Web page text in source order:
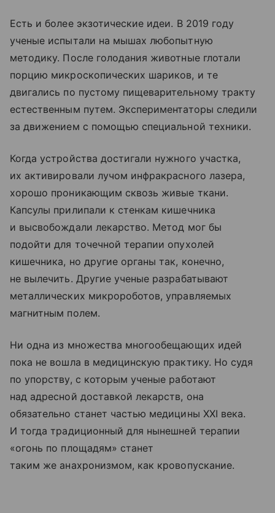
Есть и более экзотические идеи. В 2019 году
ученые испытали на мышах любопытную
методику. После голодания животные глотали
порцию микроскопических шариков, и те
двигались по пустому пищеварительному тракту
естественным путем. Экспериментаторы следили
за движением с помощью специальной техники.
Когда устройства достигали нужного участка,
их активировали лучом инфракрасного лазера,
хорошо проникающим сквозь живые ткани.
Капсулы прилипали к стенкам кишечника
и высвобождали лекарство. Метод мог бы
подойти для точечной терапии опухолей
кишечника, но другие органы так, конечно,
не вылечить. Другие ученые разрабатывают
металлических микророботов, управляемых
магнитным полем.
Ни одна из множества многообещающих идей
пока не вошла в медицинскую практику. Но судя
по упорству, с которым ученые работают
над адресной доставкой лекарств, она
обязательно станет частью медицины XXI века.
И тогда традиционный для нынешней терапии
«огонь по площадям» станет
таким же анахронизмом, как кровопускание.